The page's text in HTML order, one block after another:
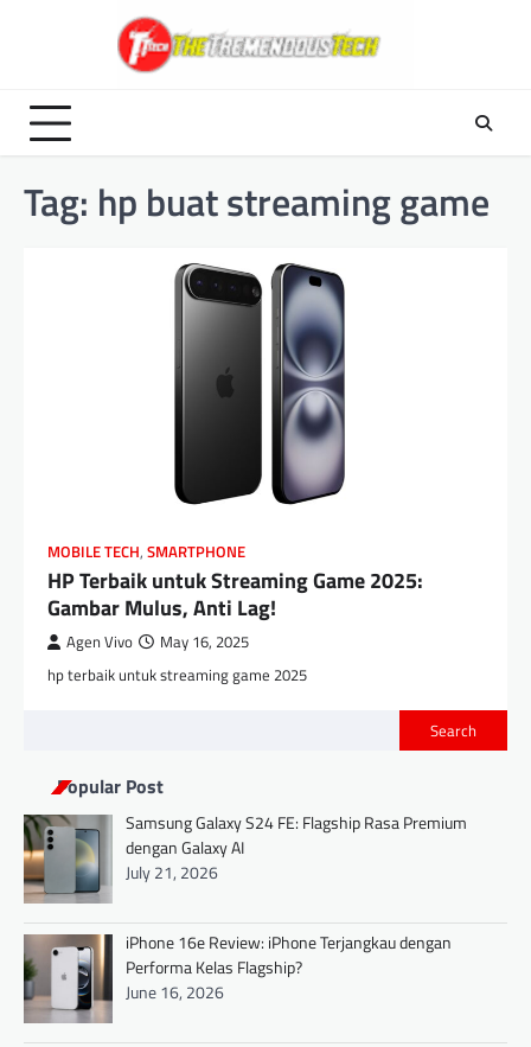
Tag: hp buat streaming game
MOBILE TECH, SMARTPHONE
HP Terbaik untuk Streaming Game 2025:
Gambar Mulus, Anti Lag!
Agen Vivo May 16, 2025
hp terbaik untuk streaming game 2025
Search
Popular Post
Samsung Galaxy S24 FE: Flagship Rasa Premium
dengan Galaxy AI
July 21, 2026
iPhone 16e Review: iPhone Terjangkau dengan
Performa Kelas Flagship?
June 16, 2026